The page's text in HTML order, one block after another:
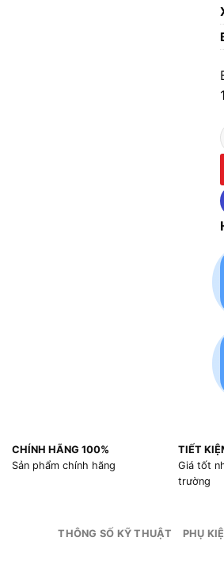
CHÍNH HÃNG 100%
Sản phẩm chính hãng
TIẾT
Giá tốt
trường
THÔNG SỐ KỸ THUẬT PHỤ